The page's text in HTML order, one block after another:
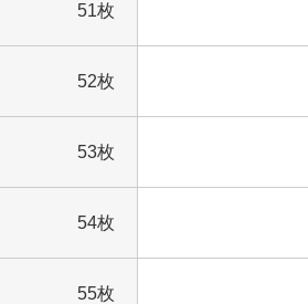
51枚
52枚
53枚
54枚
55枚